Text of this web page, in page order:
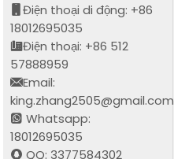
Điện thoại di động: +86
18012695035
Điện thoại: +86 512
57888959
Email:
king.zhang2505@gmail.com
Whatsapp:
18012695035
QQ: 3377584302